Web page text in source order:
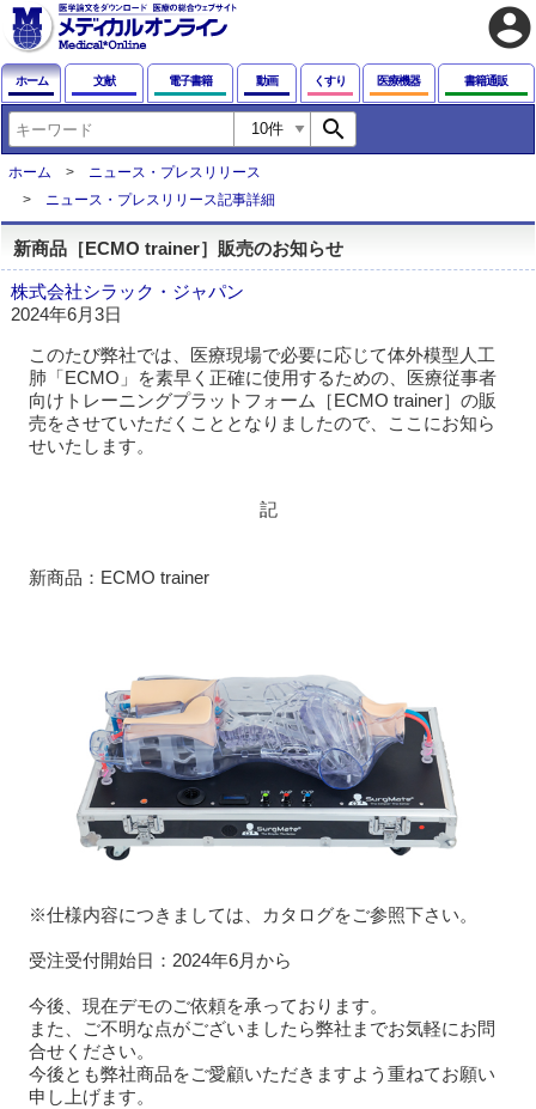
account_circle
ホーム 文献 電子書籍 動画 くすり 医療機器 書籍通販
search
ホーム
ニュース・プレスリリース
ニュース・プレスリリース記事詳細
新商品［ECMO trainer］販売のお知らせ
株式会社シラック・ジャパン
2024年6月3日
このたび弊社では、医療現場で必要に応じて体外模型人工
肺「ECMO」を素早く正確に使用するための、医療従事者
向けトレーニングプラットフォーム［ECMO trainer］の販
売をさせていただくこととなりましたので、ここにお知ら
せいたします。
記
新商品：ECMO trainer
※仕様内容につきましては、カタログをご参照下さい。
受注受付開始日：2024年6月から
今後、現在デモのご依頼を承っております。
また、ご不明な点がございましたら弊社までお気軽にお問
合せください。
今後とも弊社商品をご愛顧いただきますよう重ねてお願い
申し上げます。